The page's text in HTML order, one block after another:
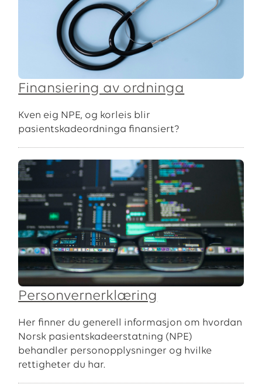
Finansiering av ordninga
Kven eig NPE, og korleis blir
pasientskadeordninga finansiert?
Personvernerklæring
Her finner du generell informasjon om hvordan
Norsk pasientskadeerstatning (NPE)
behandler personopplysninger og hvilke
rettigheter du har.